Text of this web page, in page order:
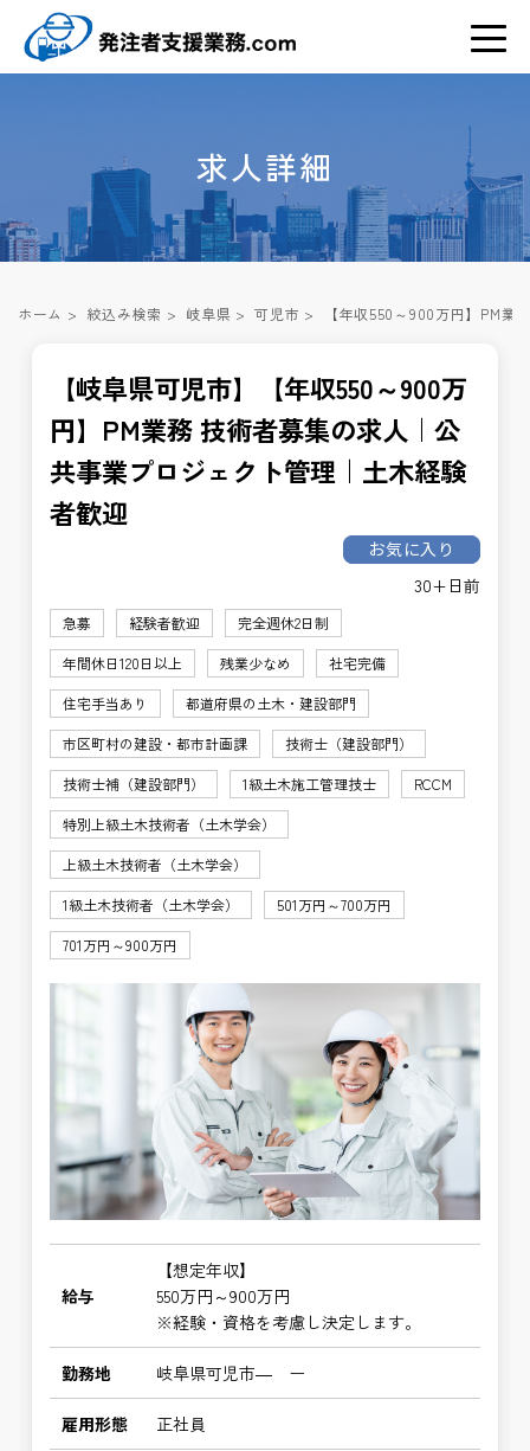
求人詳細
ホーム > 絞込み検索 > 岐阜県 > 可児市 > 【年収550～900万円】PM
【岐阜県可児市】【年収550～900万
円】PM業務 技術者募集の求人｜公
共事業プロジェクト管理｜土木経験
者歓迎
お気に入り
30+日前
急募 経験者歓迎
完全週休2日制
年間休日120日以上
残業少なめ
社宅完備
住宅手当あり
都道府県の土木・建設部門
市区町村の建設・都市計画課
技術士（建設部門）
技術士補（建設部門）
1級土木施工管理技士
RCCM
特別上級土木技術者（土木学会）
上級土木技術者（土木学会）
1級土木技術者（土木学会）
501万円～700万円
701万円～900万円
給与
【想定年収】
550万円～900万円
※経験・資格を考慮し決定します。
勤務地 岐阜県可児市― ー
雇用形態 正社員